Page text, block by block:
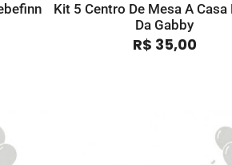
Kit 5 Centro De Mesa A
Da Gabby
R$ 35,00